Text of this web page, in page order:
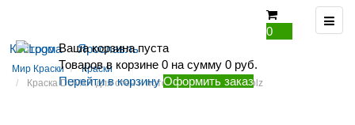
0
Ваша корзина пуста
Товаров в корзине0 на сумму0 руб.
Перейти в корзинуОформить заказ
Кострома Ярославль
Мир Краски
Краски
Краска DUVAR для стен и потолков base C 15л Stolz